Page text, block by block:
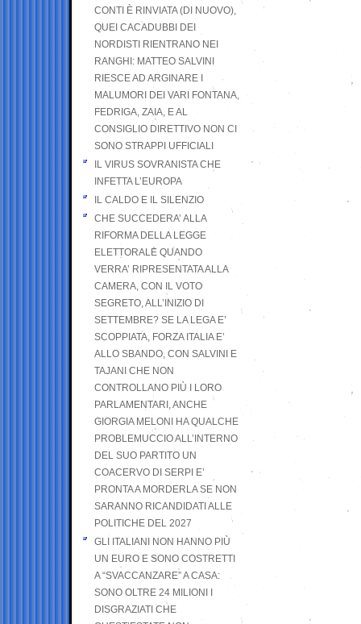
CONTI È RINVIATA (DI NUOVO),
QUEI CACADUBBI DEI
NORDISTI RIENTRANO NEI
RANGHI: MATTEO SALVINI
RIESCE AD ARGINARE I
MALUMORI DEI VARI FONTANA,
FEDRIGA, ZAIA, E AL
CONSIGLIO DIRETTIVO NON CI
SONO STRAPPI UFFICIALI
IL VIRUS SOVRANISTA CHE
INFETTA L’EUROPA
IL CALDO E IL SILENZIO
CHE SUCCEDERA’ ALLA
RIFORMA DELLA LEGGE
ELETTORALE QUANDO
VERRA’ RIPRESENTATA ALLA
CAMERA, CON IL VOTO
SEGRETO, ALL’INIZIO DI
SETTEMBRE? SE LA LEGA E’
SCOPPIATA, FORZA ITALIA E’
ALLO SBANDO, CON SALVINI E
TAJANI CHE NON
CONTROLLANO PIÙ I LORO
PARLAMENTARI, ANCHE
GIORGIA MELONI HA QUALCHE
PROBLEMUCCIO ALL’INTERNO
DEL SUO PARTITO UN
COACERVO DI SERPI E’
PRONTA A MORDERLA SE NON
SARANNO RICANDIDATI ALLE
POLITICHE DEL 2027
GLI ITALIANI NON HANNO PIÙ
UN EURO E SONO COSTRETTI
A “SVACCANZARE” A CASA:
SONO OLTRE 24 MILIONI I
DISGRAZIATI CHE